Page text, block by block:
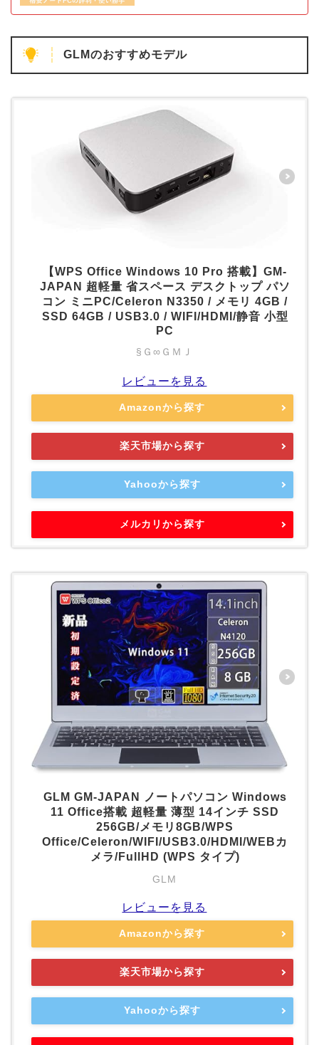
GLMのおすすめモデル
【WPS Office Windows 10 Pro 搭載】GM-
JAPAN 超軽量 省スペース デスクトップ パソ
コン ミニPC/Celeron N3350 / メモリ 4GB /
SSD 64GB / USB3.0 / WIFI/HDMI/静音 小型
PC
§Ｇ∞ＧＭＪ
レビューを見る
Amazonから探す
楽天市場から探す
Yahooから探す
メルカリから探す
GLM GM-JAPAN ノートパソコン Windows
11 Office搭載 超軽量 薄型 14インチ SSD
256GB/メモリ8GB/WPS
Office/Celeron/WIFI/USB3.0/HDMI/WEBカ
メラ/FullHD (WPS タイプ)
GLM
レビューを見る
Amazonから探す
楽天市場から探す
Yahooから探す